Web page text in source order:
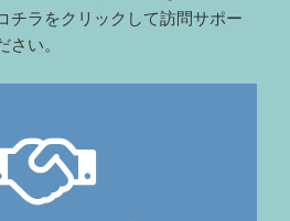
チラをクリックして訪問サポー
さい。